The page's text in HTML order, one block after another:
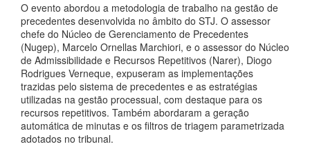
O evento abordou a metodologia de trabalho na gestão de
precedentes desenvolvida no âmbito do STJ. O assessor
chefe do Núcleo de Gerenciamento de Precedentes
(Nugep), Marcelo Ornellas Marchiori, e o assessor do Núcleo
de Admissibilidade e Recursos Repetitivos (Narer), Diogo
Rodrigues Verneque, expuseram as implementações
trazidas pelo sistema de precedentes e as estratégias
utilizadas na gestão processual, com destaque para os
recursos repetitivos. Também abordaram a geração
automática de minutas e os filtros de triagem parametrizada
adotados no tribunal.